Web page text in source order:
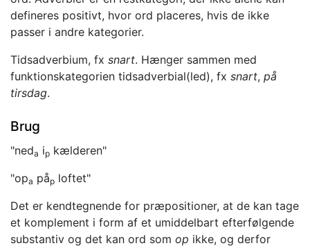
defineres positivt, hvor ord placeres, hvis de ikke
passer i andre kategorier.
Tidsadverbium, fx snart. Hænger sammen med
funktionskategorien tidsadverbial(led), fx snart, på
tirsdag.
Brug
"neda ip kælderen"
"opa påp loftet"
Det er kendtegnende for præpositioner, at de kan tage
et komplement i form af et umiddelbart efterfølgende
substantiv og det kan ord som op ikke, og derfor